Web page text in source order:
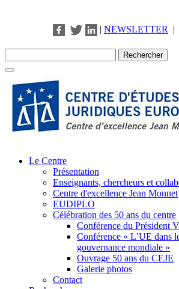
| NEWSLETTER |
Le Centre
Présentation
Enseignants, chercheurs et
Centre d'excellence Jean Monnet
EUDIPLO
Célébration des 50 ans du centre
Conférence du Président
Conférence « L’UE dans
gouvernance mondiale »
Ouvrage 50 ans du CEJE
Galerie photos
Contact